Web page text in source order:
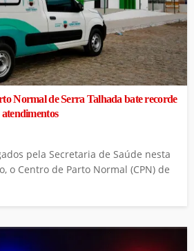
Normal de Serra Talhada bate recorde
pela Secretaria de Saúde nesta
o Centro de Parto Normal (CPN) de